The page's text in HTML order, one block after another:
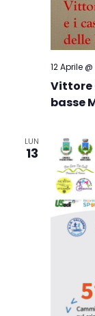
12 Aprile @
Vittore
basse
LUN
13